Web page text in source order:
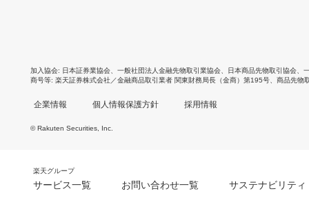
加入協会 日本証券業協会 一般社団法人金融先物取引業協会 日本商品先物取引協会
商号等 楽天証券株式会社／金融商品取引業者 関東財務局長（金商）第195号、商品先物
企業情報 個人情報保護方針 採用情報
© Rakuten Securities, Inc.
楽天グループ
サービス一覧 お問い合わせ一覧 サステナビリティ